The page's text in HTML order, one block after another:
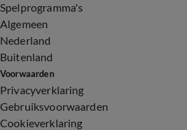
Spelprogramma's
Algemeen
Nederland
Buitenland
Voorwaarden
Privacyverklaring
Gebruiksvoorwaarden
Cookieverklaring